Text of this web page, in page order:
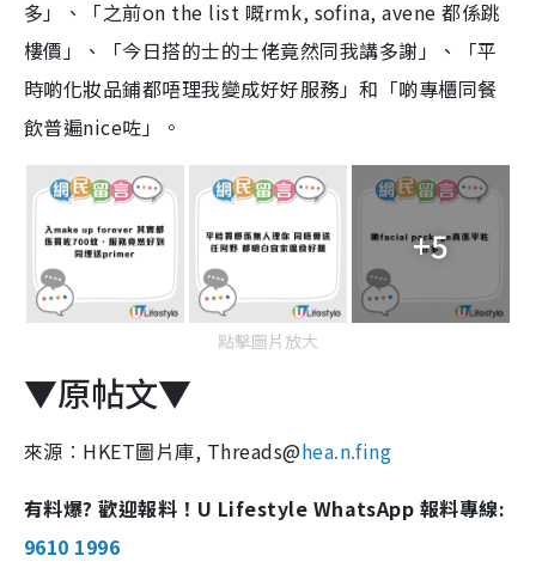
多」、「之前on the list 嘅rmk, sofina, avene 都係跳
樓價」、「今日搭的士的士佬竟然同我講多謝」、「平
時啲化妝品鋪都唔理我變成好好服務」和「啲專櫃同餐
飲普遍nice咗」。
+5
點擊圖片放大
▼原帖文▼
來源︰HKET圖片庫, Threads@hea.n.fing
有料爆? 歡迎報料！U Lifestyle WhatsApp 報料專線:
9610 1996